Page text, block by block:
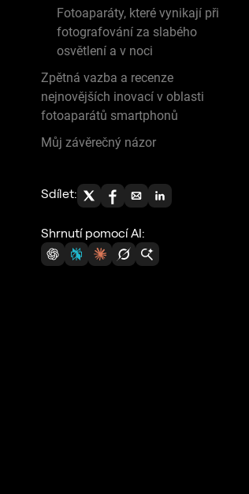
Fotoaparáty, které vynikají při
fotografování za slabého
osvětlení a v noci
Zpětná vazba a recenze
nejnovějších inovací v oblasti
fotoaparátů smartphonů
Můj závěrečný názor
Sdílet:
Shrnutí pomocí AI: